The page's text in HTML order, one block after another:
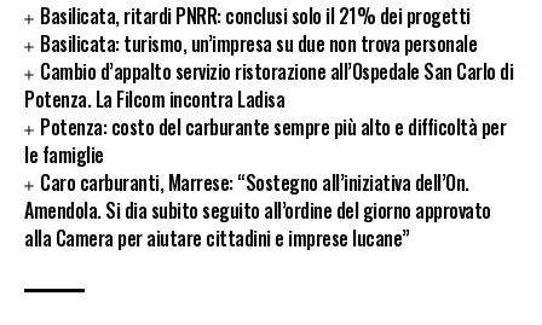
Basilicata, ritardi PNRR: conclusi solo il 21% dei progetti
Basilicata: turismo, un’impresa su due non trova personale
Cambio d’appalto servizio ristorazione all’Ospedale San Carlo di
Potenza. La Filcom incontra Ladisa
Potenza: costo del carburante sempre più alto e difficoltà per
le famiglie
Caro carburanti, Marrese: “Sostegno all’iniziativa dell’On.
Amendola. Si dia subito seguito all’ordine del giorno approvato
alla Camera per aiutare cittadini e imprese lucane”